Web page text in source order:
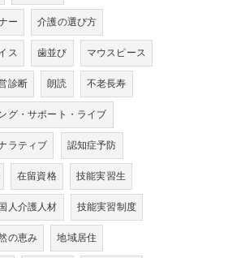
ー
介護の選び方
ス 歯並び
マウスピース
診断 朗読
不老長寿
グ・サポート・ライブ
ラティブ
認知症予防
在留資格
技能実習生
人介護人材
技能実習制度
の恵み 地域居住